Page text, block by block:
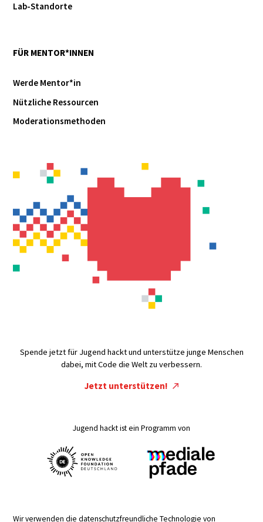
Lab-Standorte
FÜR MENTOR*INNEN
Werde Mentor*in
Nützliche Ressourcen
Moderationsmethoden
Spende jetzt für Jugend hackt und unterstütze junge Menschen
dabei, mit Code die Welt zu verbessern.
Jetzt unterstützen!
Jugend hackt ist ein Programm von
Wir verwenden die datenschutzfreundliche Technologie von